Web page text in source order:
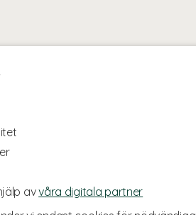
avvåra digitala partner